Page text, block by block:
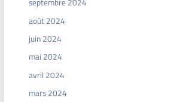
août 2024
juin 2024
mai 2024
avril 2024
mars 2024